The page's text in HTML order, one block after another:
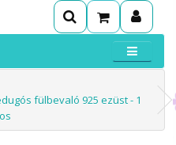
fülbevaló 925 ezüst - 1